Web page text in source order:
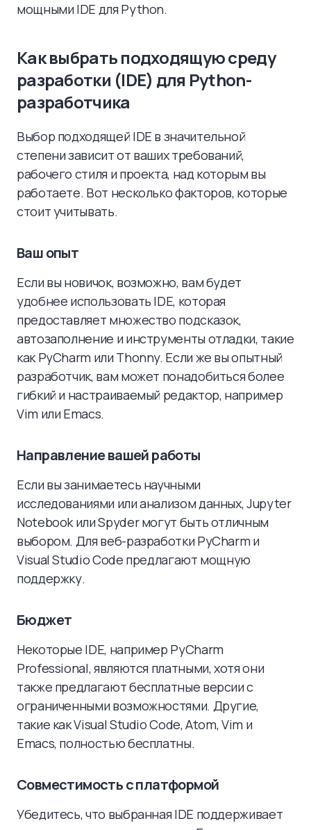
мощными IDE для Python.
Как выбрать подходящую среду
разработки (IDE) для Python-
разработчика
Выбор подходящей IDE в значительной
степени зависит от ваших требований,
рабочего стиля и проекта, над которым вы
работаете. Вот несколько факторов, которые
стоит учитывать.
Ваш опыт
Если вы новичок, возможно, вам будет
удобнее использовать IDE, которая
предоставляет множество подсказок,
автозаполнение и инструменты отладки, такие
как PyCharm или Thonny. Если же вы опытный
разработчик, вам может понадобиться более
гибкий и настраиваемый редактор, например
Vim или Emacs.
Направление вашей работы
Если вы занимаетесь научными
исследованиями или анализом данных, Jupyter
Notebook или Spyder могут быть отличным
выбором. Для веб-разработки PyCharm и
Visual Studio Code предлагают мощную
поддержку.
Бюджет
Некоторые IDE, например PyCharm
Professional, являются платными, хотя они
также предлагают бесплатные версии с
ограниченными возможностями. Другие,
такие как Visual Studio Code, Atom, Vim и
Emacs, полностью бесплатны.
Совместимость с платформой
Убедитесь, что выбранная IDE поддерживает